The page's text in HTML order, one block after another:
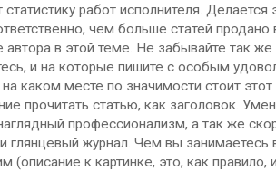
работ исполнителя.
чем больше статей продано
в этой теме. Не забывайте так
и на которые пишите с особым
каком месте по значимости стоит
прочитать статью, как заголовок.
профессионализм, а так же
глянцевый журнал. Чем вы занимаетесь
к картинке, это, как правило,